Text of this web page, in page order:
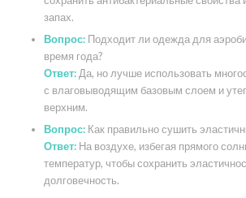
запах.
Вопрос:Подходит ли одежда для
время года?
Ответ:Да, но лучше использовать
с влаговыводящим базовым слоем и
верхним.
Вопрос:Как правильно сушить
Ответ:На воздухе, избегая прямого
температур, чтобы сохранить
долговечность.